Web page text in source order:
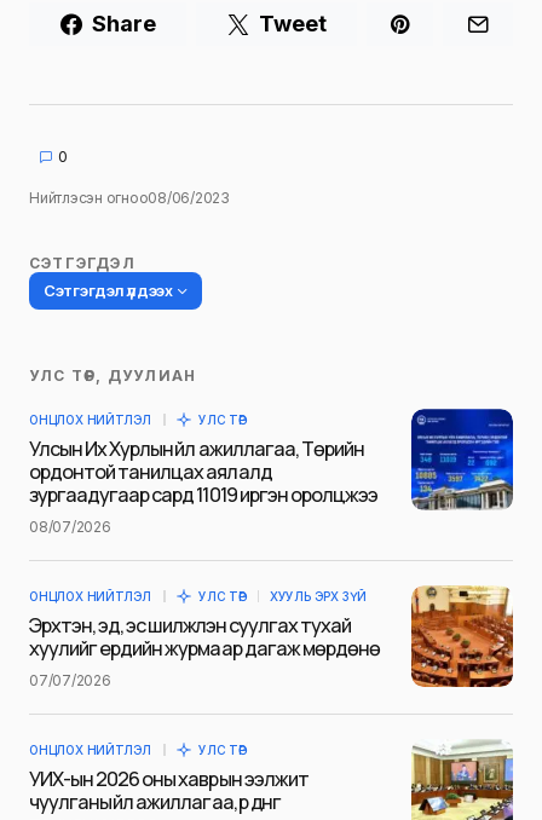
Share Tweet
0
Нийтлэсэн огноо08/06/2023
СЭТГЭГДЭЛ
Сэтгэгдэл үлдээх
Таны имэйл хаягийг нийтлэхгүй.
тэмдэглэсэн
Сэтгэгдэл*
Name
УЛС ТӨР, ДУУЛИАН
ОНЦЛОХ НИЙТЛЭЛ УЛС ТӨР
Улсын Их Хурлын үйл ажиллагаа, Төрийн
ордонтой танилцах аялалд
зургаадугаар сард 11019 иргэн оролцжээ
08/07/2026
ОНЦЛОХ НИЙТЛЭЛ УЛС ТӨР ХУУЛЬ ЭРХ ЗҮЙ
Эрхтэн, эд, эс шилжүүлэн суулгах тухай
хуулийг ердийн журмаар дагаж мөрдөнө
07/07/2026
ОНЦЛОХ НИЙТЛЭЛ УЛС ТӨР
УИХ-ын 2026 оны хаврын ээлжит
чуулганы үйл ажиллагаа, үр дүнг